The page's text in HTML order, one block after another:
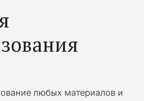
любых материалов и